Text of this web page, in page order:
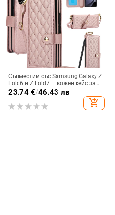
Съвместим със Samsung Galaxy Z
Fold6 и Z Fold7 — кожен кейс за
телефон с слот за стилус,
сгъваем дизайн, елегантен стил, с
каишка за китката, за дами
23.74€/46.43 лв
add_shopping_cart